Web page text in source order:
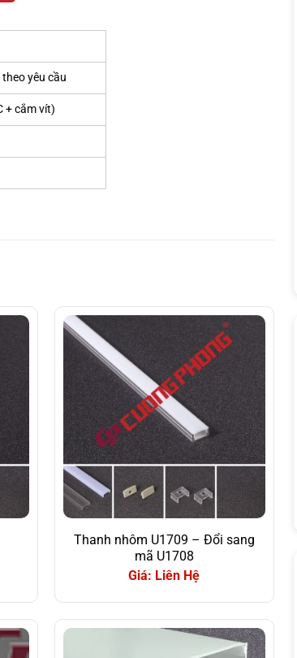
yêu cầu
+ cắm vít)
Thanh nhôm U1709 – Đổi sang
mã U1708
Giá: Liên Hệ